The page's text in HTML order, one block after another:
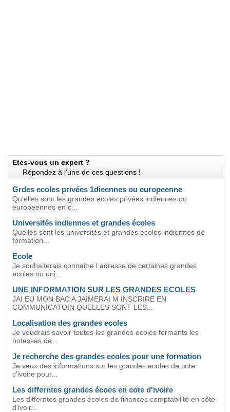
Etes-vous un expert ?
Répondez à l'une de ces questions !
Grdes ecoles privées 1dieennes ou europeenne
Qu'elles sont les grandes ecoles privées indiennes ou
europeennes en c...
Universités indiennes et grandes écoles
Quelles sont les universités et grandes écoles indiennes de
formation...
Ecole
Je souhaiterais connaitre l adresse de certaines grandes
ecoles ou uni...
UNE INFORMATION SUR LES GRANDES ECOLES
JAI EU MON BAC A JAIMERAI M INSCRIRE EN
COMMUNICATOIN QUELLES SONT LES...
Localisation des grandes ecoles
Je voudrais savoir toutes les grandes ecoles formants les
hotesses de...
Je recherche des grandes ecoles pour une formation
Je veux des informations sur les grandes ecoles de cote
c'ivoire pour...
Les differntes grandes écoes en cote d'ivoire
Les differntes grandes écoles de finances comptabilité en côte
d'ivoir...